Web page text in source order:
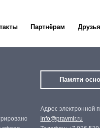
Партнёрам
Памяти
Адрес электронной
info@pravmir.ru